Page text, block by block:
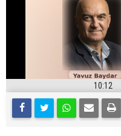
10:12